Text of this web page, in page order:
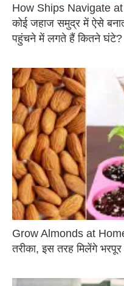
How Ships Navigate at
कोई जहाज समुद्र में ऐसे
पहुंचने में लगते हैं कितने घंटे?
Grow Almonds at
तरीका, इस तरह मिलेंगे भरपूर